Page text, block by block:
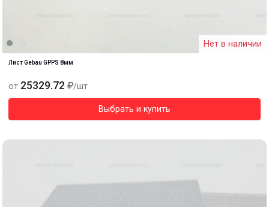
Нет в наличии
Лист Gebau GPPS 8мм
от 25329.72 /шт
Выбрать и купить